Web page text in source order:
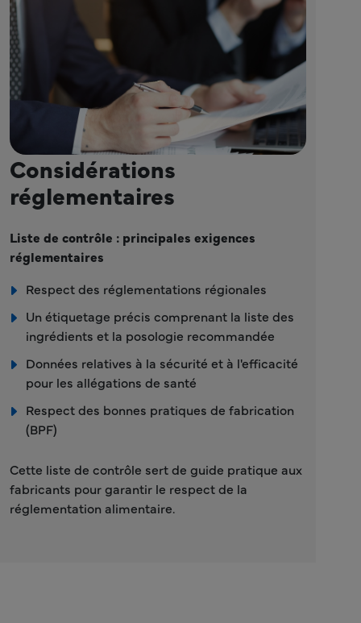
Considérations
réglementaires
Liste de contrôle : principales exigences
réglementaires
Respect des réglementations régionales
Un étiquetage précis comprenant la liste des
ingrédients et la posologie recommandée
Données relatives à la sécurité et à l'efficacité
pour les allégations de santé
Respect des bonnes pratiques de fabrication
(BPF)
Cette liste de contrôle sert de guide pratique aux
fabricants pour garantir le respect de la
réglementation alimentaire.